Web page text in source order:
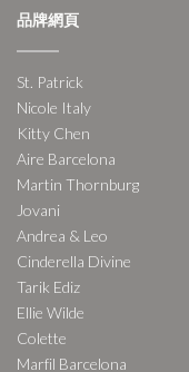
品牌網頁
St. Patrick
Nicole Italy
Kitty Chen
Aire Barcelona
Martin Thornburg
Jovani
Andrea & Leo
Cinderella Divine
Tarik Ediz
Ellie Wilde
Colette
Marfil Barcelona